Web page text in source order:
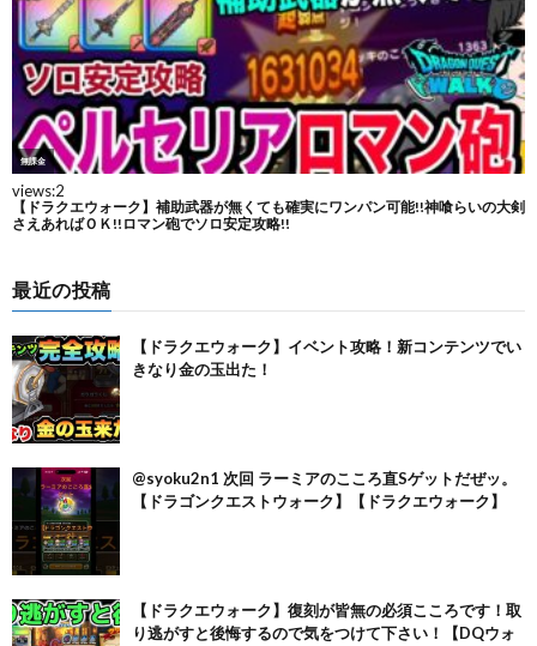
最近の投稿
【ドラクエウォーク】イベント攻略！新コンテンツでい
きなり金の玉出た！
@syoku2n1 次回 ラーミアのこころ直Sゲットだぜッ。
【ドラゴンクエストウォーク】【ドラクエウォーク】
【ドラクエウォーク】復刻が皆無の必須こころです！取
り逃がすと後悔するので気をつけて下さい！【DQウォ